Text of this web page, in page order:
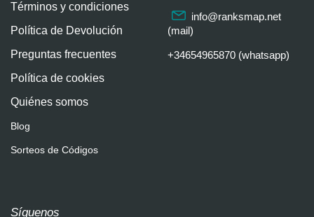
Términos y condiciones
Política de Devolución
Preguntas frecuentes
Política de cookies
Quiénes somos
Blog
Sorteos de Códigos
info@ranksmap.net
(mail)
+34654965870 (whatsapp)
Síguenos